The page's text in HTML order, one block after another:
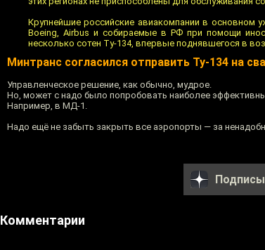
Крупнейшие российские авиакомпании в основном
Boeing, Airbus и собираемые в РФ при помощи
несколько сотен Ту-134, впервые поднявшегося в
Минтранс согласился отправить Ту-134 на
Управленческое решение, как обычно, мудрое.
Но, может с надо было попробовать наиболее
Например, в МД-1.
Надо ещё не забыть закрыть все аэропорты — за
Комментарии